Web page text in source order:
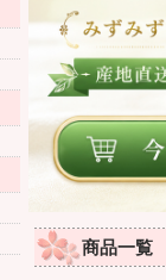
商品一覧